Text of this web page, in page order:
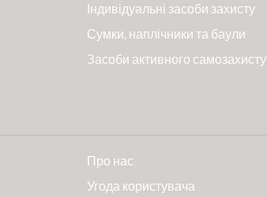
Індивідуальні засоби захисту
Сумки, наплічники та баули
Засоби активного самозахисту
Про нас
Угода користувача